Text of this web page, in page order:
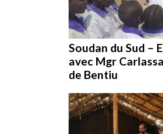
Soudan du Sud –
avec Mgr
de Bentiu